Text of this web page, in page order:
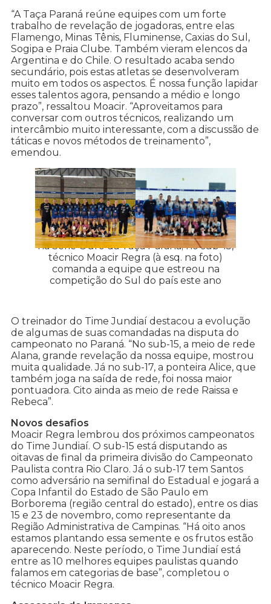
“A Taça Paraná reúne equipes com um forte
trabalho de revelação de jogadoras, entre elas
Flamengo, Minas Tênis, Fluminense, Caxias do Sul,
Sogipa e Praia Clube. Também vieram elencos da
Argentina e do Chile. O resultado acaba sendo
secundário, pois estas atletas se desenvolveram
muito em todos os aspectos. É nossa função lapidar
esses talentos agora, pensando a médio e longo
prazo”, ressaltou Moacir. “Aproveitamos para
conversar com outros técnicos, realizando um
intercâmbio muito interessante, com a discussão de
táticas e novos métodos de treinamento”,
emendou.
Meninas do sub-17 (esq.) ficaram em 17º
na Série Ouro da Taça Paraná; no sub-15,
técnico Moacir Regra (à esq. na foto)
comanda a equipe que estreou na
competição do Sul do país este ano
O treinador do Time Jundiaí destacou a evolução
de algumas de suas comandadas na disputa do
campeonato no Paraná. “No sub-15, a meio de rede
Alana, grande revelação da nossa equipe, mostrou
muita qualidade. Já no sub-17, a ponteira Alice, que
também joga na saída de rede, foi nossa maior
pontuadora. Cito ainda as meio de rede Raissa e
Rebeca”.
Novos desafios
Moacir Regra lembrou dos próximos campeonatos
do Time Jundiaí. O sub-15 está disputando as
oitavas de final da primeira divisão do Campeonato
Paulista contra Rio Claro. Já o sub-17 tem Santos
como adversário na semifinal do Estadual e jogará a
Copa Infantil do Estado de São Paulo em
Borborema (região central do estado), entre os dias
15 e 23 de novembro, como representante da
Região Administrativa de Campinas. “Há oito anos
estamos plantando essa semente e os frutos estão
aparecendo. Neste período, o Time Jundiaí está
entre as 10 melhores equipes paulistas quando
falamos em categorias de base”, completou o
técnico Moacir Regra.